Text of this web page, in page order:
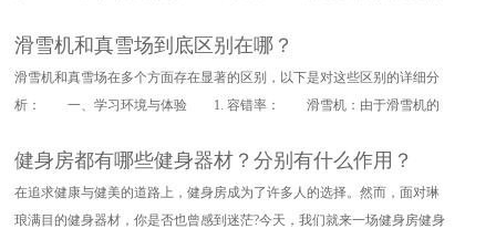
滑雪机和真雪场到底区别在哪？
雪机和真雪场在多个方面存在显著的区别，以下是对这些区别的详细分
析： 一、学习环境与体验 1. 容错率： 滑雪机：由于滑雪机的
健身房都有哪些健身器材？分别有什么作用？
追求健康与健美的道路上，健身房成为了许多人的选择。然而，面对琳
琅满目的健身器材，你是否也曾感到迷茫?今天，我们就来一场健身房健身